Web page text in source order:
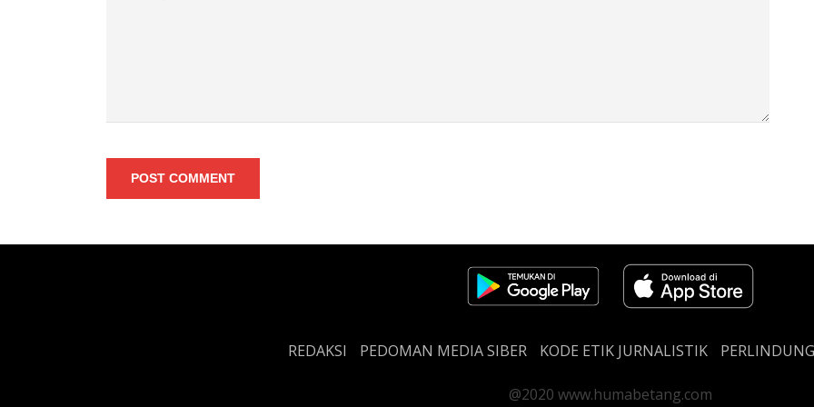
POST COMMENT
REDAKSI PEDOMAN MEDIA SIBER KODE ETIK JURNALISTIK
@2020 www.humabetang.com